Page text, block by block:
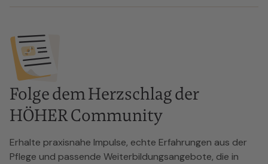
Folge dem Herzschlag der
HÖHER Community
Erhalte praxisnahe Impulse, echte Erfahrungen aus der
Pflege und passende Weiterbildungsangebote, die in